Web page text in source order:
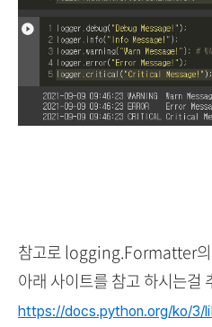
참고로 logging.Formatter
아래 사이트를 참고 하시는걸
https://docs.python.org/ko/3/